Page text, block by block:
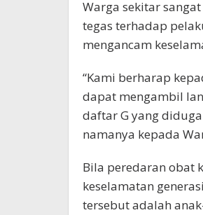
Warga sekitar
tegas terhadap
mengancam
“Kami berharap
dapat mengambil
daftar G yang
namanya kepada
Bila peredaran obat
keselamatan
tersebut adalah